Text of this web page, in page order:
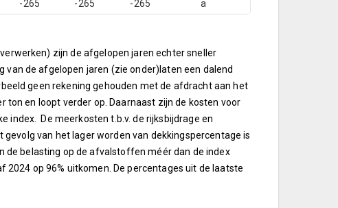
-265 -265 -265 a
zijn de afgelopen jaren echter sneller
de afgelopen jaren (zie onder)laten een dalend
geen rekening gehouden met de afdracht aan het
ton en loopt verder op. Daarnaast zijn de kosten voor
index. De meerkosten t.b.v. de rijksbijdrage en
van het lager worden van dekkingspercentage is
de belasting op de afvalstoffen méér dan de index
op 96% uitkomen. De percentages uit de laatste